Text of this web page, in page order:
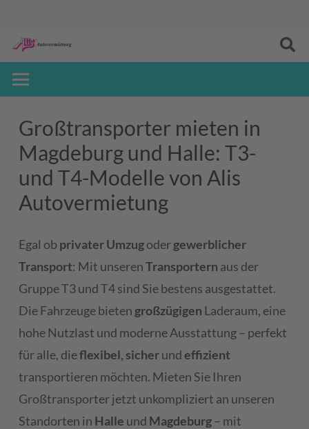
Großtransporter mieten in
Magdeburg und Halle: T3-
und T4-Modelle von Alis
Autovermietung
Egal obprivater Umzugodergewerblicher
Transport: Mit unserenTransportern aus der
Gruppe T3 und T4 sind Sie bestens ausgestattet.
Die Fahrzeuge bieten großzügigen Laderaum, eine
hohe Nutzlast und moderne Ausstattung – perfekt
für alle, dieflexibel, sicherundeffizient
transportieren möchten. Mieten Sie Ihren
Großtransporter jetzt unkompliziert an unseren
Standorten in Halle und Magdeburg– mit